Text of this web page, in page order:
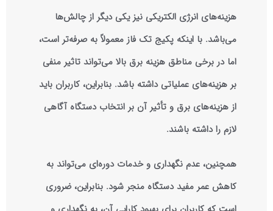
هزینه‌های انرژی الکتریکی نیز یکی دیگر از چالش‌ها
می‌باشد. با اینکه پکیج تک فاز معمولاً به صرفه‌تر است،
اما در برخی مناطق هزینه برق بالا می‌تواند تاثیر منفی
بر هزینه‌های عملیاتی داشته باشد. بنابراین، کاربران باید
از هزینه‌های برق و تأثیر آن بر انتخاب دستگاه آگاهی
لازم را داشته باشند.
همچنین، عدم نگهداری و خدمات دوره‌ای می‌تواند به
کاهش عمر مفید دستگاه منجر شود. بنابراین، ضروری